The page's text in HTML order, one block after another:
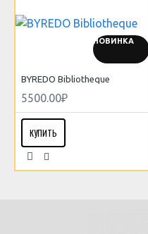
НОВИНКА
BYREDO Bibliotheque
5500.00₽
КУПИТЬ